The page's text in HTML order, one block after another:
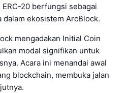
20 berfungsi sebagai
dalam ekosistem ArcBlock.
mengadakan Initial Coin
modal signifikan untuk
Acara ini menandai awal
blockchain, membuka jalan